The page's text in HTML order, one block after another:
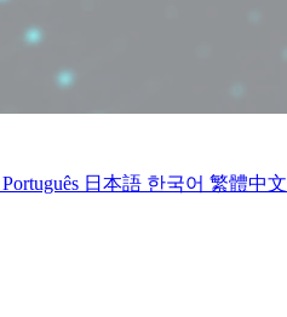
Português 日本語 한국어 繁體中文